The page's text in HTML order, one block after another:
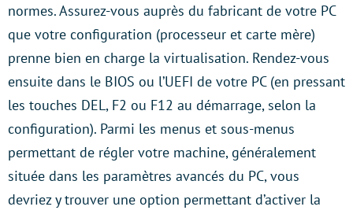
normes. Assurez-vous auprès du fabricant de votre PC
que votre configuration (processeur et carte mère)
prenne bien en charge la virtualisation. Rendez-vous
ensuite dans le BIOS ou l’UEFI de votre PC (en pressant
les touches DEL, F2 ou F12 au démarrage, selon la
configuration). Parmi les menus et sous-menus
permettant de régler votre machine, généralement
située dans les paramètres avancés du PC, vous
devriez y trouver une option permettant d’activer la